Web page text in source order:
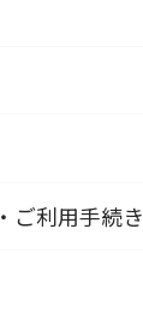
ご利用手続き